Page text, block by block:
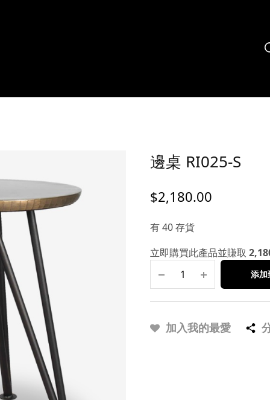
邊桌 RI025-S
$2,180.00
有 40 存貨
立即購買此產品並賺取
添加
加入我的最愛